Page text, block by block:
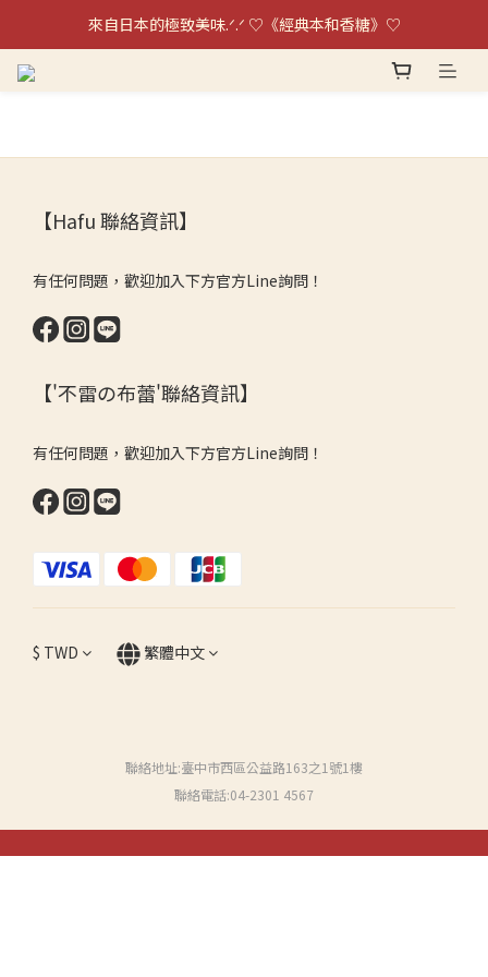
單日銷量破千盒！！日本超夯伴手禮不雷の布蕾～
來自日本的極致美味.ᐟ.ᐟ ♡《經典本和香糖》♡
單日銷量破千盒！！日本超夯伴手禮不雷の布蕾～
【Hafu 聯絡資訊】
有任何問題，歡迎加入下方官方Line詢問！
【'不雷の布蕾'聯絡資訊】
有任何問題，歡迎加入下方官方Line詢問！
$ TWD 繁體中文
聯絡地址:臺中市西區公益路163之1號1樓
聯絡電話:04-2301 4567